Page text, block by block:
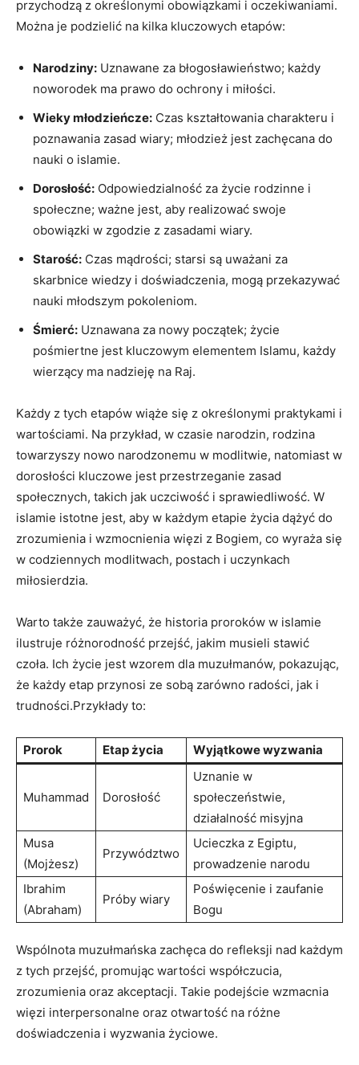
przychodzą z określonymi obowiązkami i oczekiwaniami.
Można je podzielić na kilka kluczowych etapów:
Narodziny: Uznawane za błogosławieństwo; każdy
noworodek ma prawo do ochrony i miłości.
Wieky młodzieńcze: Czas kształtowania charakteru i
poznawania zasad wiary; młodzież jest zachęcana do
nauki o islamie.
Dorosłość: Odpowiedzialność za życie rodzinne i
społeczne; ważne jest, aby realizować swoje
obowiązki w zgodzie z zasadami wiary.
Starość: Czas mądrości; starsi są uważani za
skarbnice wiedzy i doświadczenia, mogą przekazywać
nauki młodszym pokoleniom.
Śmierć: Uznawana za nowy początek; życie
pośmiertne jest kluczowym elementem Islamu, każdy
wierzący ma nadzieję na Raj.
Każdy z tych etapów wiąże się z określonymi praktykami i
wartościami. Na przykład, w czasie narodzin, rodzina
towarzyszy nowo narodzonemu w modlitwie, natomiast w
dorosłości kluczowe jest przestrzeganie zasad
społecznych, takich jak uczciwość i sprawiedliwość. W
islamie istotne jest, aby w każdym etapie życia dążyć do
zrozumienia i wzmocnienia więzi z Bogiem, co wyraża się
w codziennych modlitwach, postach i uczynkach
miłosierdzia.
Warto także zauważyć, że historia proroków w islamie
ilustruje różnorodność przejść, jakim musieli stawić
czoła. Ich życie jest wzorem dla muzułmanów, pokazując,
że każdy etap przynosi ze sobą zarówno radości, jak i
trudności.Przykłady to:
Prorok Etap życia Wyjątkowe wyzwania
Muhammad Dorosłość
Uznanie w
społeczeństwie,
działalność misyjna
Musa
(Mojżesz)
Przywództwo
Ucieczka z Egiptu,
prowadzenie narodu
Ibrahim
(Abraham)
Próby wiary
Poświęcenie i zaufanie
Bogu
Wspólnota muzułmańska zachęca do refleksji nad każdym
z tych przejść, promując wartości współczucia,
zrozumienia oraz akceptacji. Takie podejście wzmacnia
więzi interpersonalne oraz otwartość na różne
doświadczenia i wyzwania życiowe.